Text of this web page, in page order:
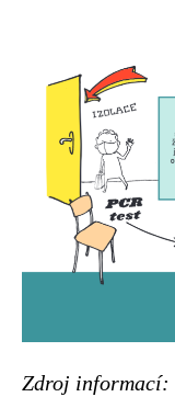
Zdroj informací: